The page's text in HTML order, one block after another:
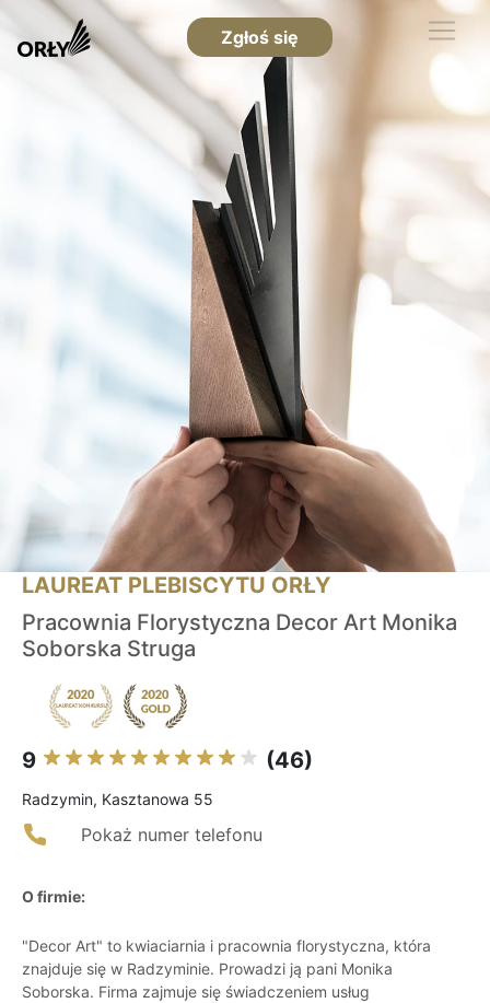
Zgłoś się
LAUREAT PLEBISCYTU ORŁY
Pracownia Florystyczna Decor Art Monika
Soborska Struga
9 (46)
Radzymin, Kasztanowa 55
Pokaż numer telefonu
O firmie:
"Decor Art" to kwiaciarnia i pracownia florystyczna, która
znajduje się w Radzyminie. Prowadzi ją pani Monika
Soborska. Firma zajmuje się świadczeniem usług